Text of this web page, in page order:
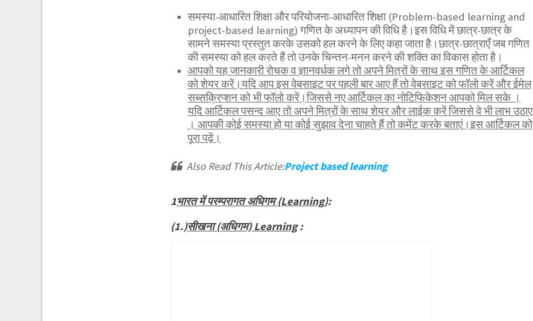
समस्या-आधारित शिक्षा और परियोजना-आधारित शिक्षा (Problem-based learning and
project-based learning) गणित के अध्यापन की विधि है।इस विधि में छात्र-छात्र के
सामने समस्या प्रस्तुत करके उसको हल करने के लिए कहा जाता है।छात्र-छात्राएँ जब गणित
की समस्या को हल करते हैं तो उनके चिन्तन-मनन करने की शक्ति का विकास होता है।
आपको यह जानकारी रोचक व ज्ञानवर्धक लगे तो अपने मित्रों के साथ इस गणित के आर्टिकल
को शेयर करें।यदि आप इस वेबसाइट पर पहली बार आए हैं तो वेबसाइट को फॉलो करें और ईमेल
सब्सक्रिप्शन को भी फॉलो करें।जिससे नए आर्टिकल का नोटिफिकेशन आपको मिल सके ।
यदि आर्टिकल पसन्द आए तो अपने मित्रों के साथ शेयर और लाईक करें जिससे वे भी लाभ उठाए
। आपकी कोई समस्या हो या कोई सुझाव देना चाहते हैं तो कमेंट करके बताएं।इस आर्टिकल को
पूरा पढ़ें।
Also Read This Article:Project based learning
1भारत में परम्परागत अधिगम (Learning):
(1.)सीखना (अधिगम) Learning: